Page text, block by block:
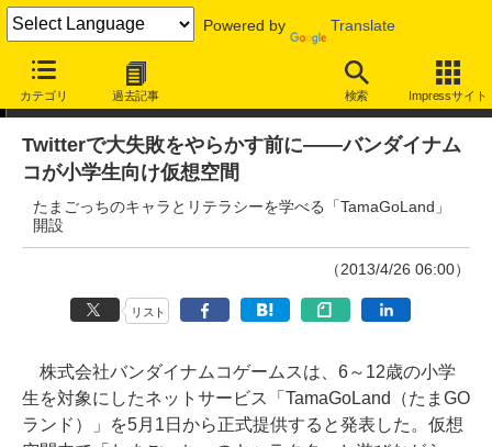
Powered by Translate
カテゴリ 過去記事 検索 Impressサイト
ニュース
Twitterで大失敗をやらかす前に――バンダイナム
コが小学生向け仮想空間
たまごっちのキャラとリテラシーを学べる「TamaGoLand」
開設
（2013/4/26 06:00）
リスト
株式会社バンダイナムコゲームスは、6～12歳の小学
生を対象にしたネットサービス「TamaGoLand（たまGO
ランド）」を5月1日から正式提供すると発表した。仮想